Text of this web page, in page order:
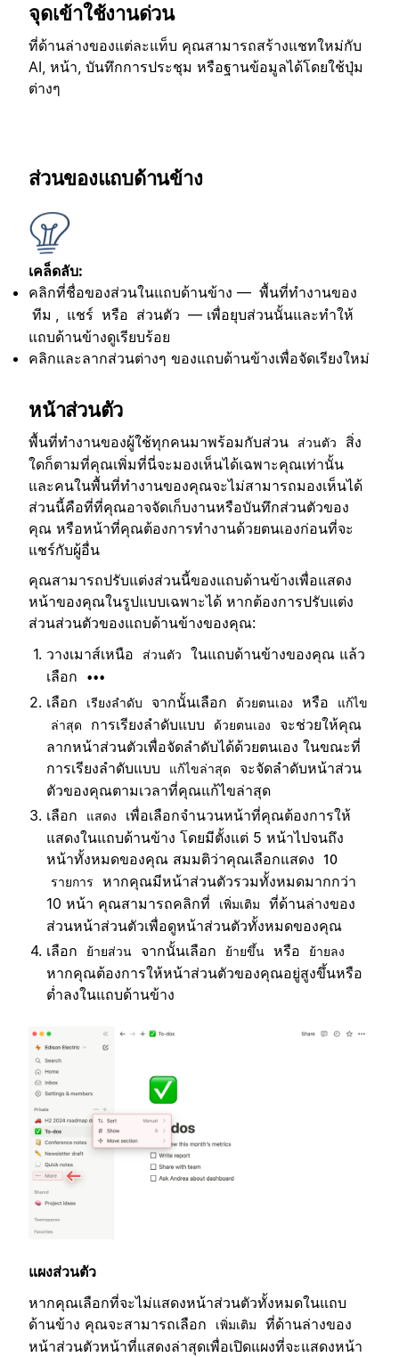
จุดเข้าใช้งานด่วน
ที่ด้านล่างของแต่ละแท็บ คุณสามารถสร้างแชทใหม่กับ
AI, หน้า, บันทึกการประชุม หรือฐานข้อมูลได้โดยใช้ปุ่ม
ต่างๆ
ส่วนของแถบด้านข้าง
เคล็ดลับ:
คลิกที่ชื่อของส่วนในแถบด้านข้าง — พื้นที่ทำงานของ
ทีม
แชร์ หรือ ส่วนตัว — เพื่อยุบส่วนนั้นและทำให้
แถบด้านข้างดูเรียบร้อย
คลิกและลากส่วนต่างๆ ของแถบด้านข้างเพื่อจัดเรียงใหม่
หน้าส่วนตัว
พื้นที่ทำงานของผู้ใช้ทุกคนมาพร้อมกับส่วน ส่วนตัว
สิ่ง
ใดก็ตามที่คุณเพิ่มที่นี่จะมองเห็นได้เฉพาะคุณเท่านั้น
และคนในพื้นที่ทำงานของคุณจะไม่สามารถมองเห็นได้
ส่วนนี้คือที่ที่คุณอาจจัดเก็บงานหรือบันทึกส่วนตัวของ
คุณ หรือหน้าที่คุณต้องการทำงานด้วยตนเองก่อนที่จะ
แชร์กับผู้อื่น
คุณสามารถปรับแต่งส่วนนี้ของแถบด้านข้างเพื่อแสดง
หน้าของคุณในรูปแบบเฉพาะได้ หากต้องการปรับแต่ง
ส่วนส่วนตัวของแถบด้านข้างของคุณ:
วางเมาส์เหนือ
ส่วนตัว
ในแถบด้านข้างของคุณ แล้ว
เลือก
•••
เลือก เรียงลำดับ จากนั้นเลือก ด้วยตนเอง หรือ
แก้ไข
ล่าสุด
การเรียงลำดับแบบ ด้วยตนเอง
จะช่วยให้คุณ
ลากหน้าส่วนตัวเพื่อจัดลำดับได้ด้วยตนเอง ในขณะที่
การเรียงลำดับแบบ
แก้ไขล่าสุด
จะจัดลำดับหน้าส่วน
ตัวของคุณตามเวลาที่คุณแก้ไขล่าสุด
เลือก
แสดง
เพื่อเลือกจำนวนหน้าที่คุณต้องการให้
แสดงในแถบด้านข้าง โดยมีตั้งแต่ 5 หน้าไปจนถึง
หน้าทั้งหมดของคุณ สมมติว่าคุณเลือกแสดง
10
รายการ
หากคุณมีหน้าส่วนตัวรวมทั้งหมดมากกว่า
10 หน้า คุณสามารถคลิกที่
เพิ่มเติม
ที่ด้านล่างของ
ส่วนหน้าส่วนตัวเพื่อดูหน้าส่วนตัวทั้งหมดของคุณ
เลือก
ย้ายส่วน จากนั้นเลือก ย้ายขึ้น หรือ ย้ายลง
หากคุณต้องการให้หน้าส่วนตัวของคุณอยู่สูงขึ้นหรือ
ต่ำลงในแถบด้านข้าง
แผงส่วนตัว
หากคุณเลือกที่จะไม่แสดงหน้าส่วนตัวทั้งหมดในแถบ
ด้านข้าง คุณจะสามารถเลือก
เพิ่มเติม
ที่ด้านล่างของ
หน้าส่วนตัวหน้าที่แสดงล่าสุดเพื่อเปิดแผงที่จะแสดงหน้า